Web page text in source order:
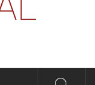
services